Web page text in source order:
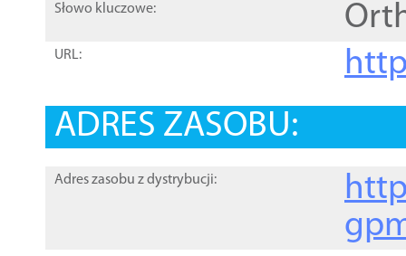
Słowo kluczowe:
URL:
ADRES ZASOBU:
Adres zasobu z dystrybucji: